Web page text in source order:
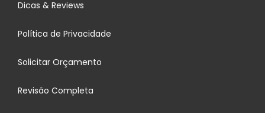
Dicas & Reviews
Política de Privacidade
Solicitar Orçamento
Revisão Completa